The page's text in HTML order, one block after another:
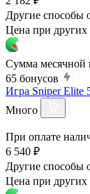
Другие способы
Цена при других
Сумма месячной
65 бонусов
Игра Sniper Elite
Много
При оплате
6 540 ₽
Другие способы
Цена при других